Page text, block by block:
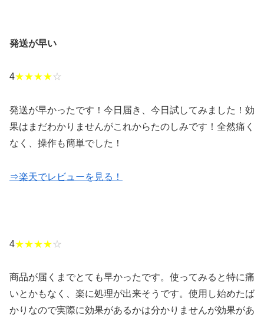
発送が早い
4★★★★☆
発送が早かったです！今日届き、今日試してみました！効
果はまだわかりませんがこれからたのしみです！全然痛く
なく、操作も簡単でした！
⇒楽天でレビューを見る！
4★★★★☆
商品が届くまでとても早かったです。使ってみると特に痛
いとかもなく、楽に処理が出来そうです。使用し始めたば
かりなので実際に効果があるかは分かりませんが効果があ